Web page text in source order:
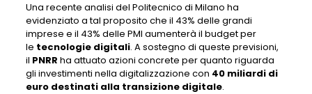
Una recente analisi del Politecnico di Milano ha
evidenziato a tal proposito che il 43% delle grandi
imprese e il 43% delle PMI aumenterà il budget per
le tecnologie digitali. A sostegno di queste previsioni,
il PNRR ha attuato azioni concrete per quanto riguarda
gli investimenti nella digitalizzazione con 40 miliardi di
euro destinati alla transizione digitale.